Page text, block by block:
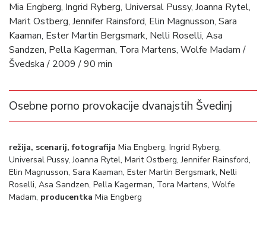
Mia Engberg, Ingrid Ryberg, Universal Pussy, Joanna Rytel,
Marit Ostberg, Jennifer Rainsford, Elin Magnusson, Sara
Kaaman, Ester Martin Bergsmark, Nelli Roselli, Asa
Sandzen, Pella Kagerman, Tora Martens, Wolfe Madam /
Švedska / 2009 / 90 min
Osebne porno provokacije dvanajstih Švedinj
režija, scenarij, fotografija Mia Engberg, Ingrid Ryberg,
Universal Pussy, Joanna Rytel, Marit Ostberg, Jennifer Rainsford,
Elin Magnusson, Sara Kaaman, Ester Martin Bergsmark, Nelli
Roselli, Asa Sandzen, Pella Kagerman, Tora Martens, Wolfe
Madam, producentka Mia Engberg